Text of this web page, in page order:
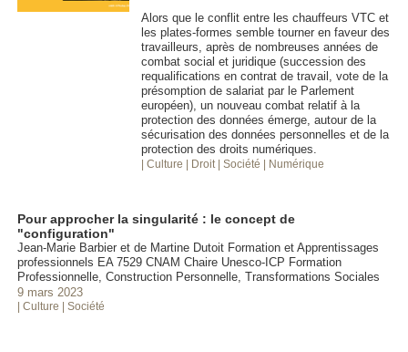
Alors que le conflit entre les chauffeurs VTC et
les plates-formes semble tourner en faveur des
travailleurs, après de nombreuses années de
combat social et juridique (succession des
requalifications en contrat de travail, vote de la
présomption de salariat par le Parlement
européen), un nouveau combat relatif à la
protection des données émerge, autour de la
sécurisation des données personnelles et de la
protection des droits numériques.
| Culture | Droit | Société | Numérique
Pour approcher la singularité : le concept de
"configuration"
Jean-Marie Barbier et de Martine Dutoit Formation et Apprentissages
professionnels EA 7529 CNAM Chaire Unesco-ICP Formation
Professionnelle, Construction Personnelle, Transformations Sociales
9 mars 2023
| Culture | Société